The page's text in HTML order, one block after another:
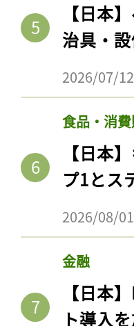
【日本
治具・
2026/07/12
食品・消
【日本
プ1とス
2026/08/01
金融
【日本
ト導入